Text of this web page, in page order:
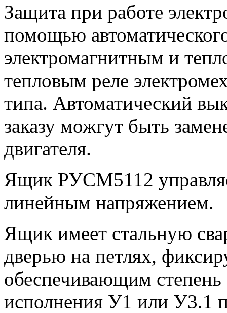
Защита при работе
помощью
электромагнитным и
тепловым реле
типа. Автоматический
заказу можгут быть
двигателя.
Ящик РУСМ5112
линейным напряжением.
Ящик имеет стальную
дверью на петлях,
обеспечивающим
исполнения У1 или У3.1